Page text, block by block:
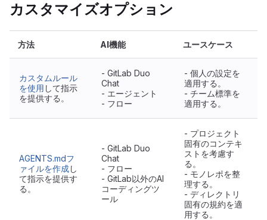
カスタマイズオプション
方法 AI機能 ユースケース
カスタムルール
を使用 して指示
を提供する。
- GitLab Duo
Chat
- エージェント
- フロー
- 個人の設定を
適用する。
- チーム標準を
適用する。
AGENTS.mdフ
ァイルを作成し
て指示を提供す
る。
- GitLab Duo
Chat
- フロー
- GitLab以外のAI
コーディングツ
ール
- プロジェクト
固有のコンテキ
ストを考慮す
る。
- モノレポを整
理する。
- ディレクトリ
固有の規約を適
用する。